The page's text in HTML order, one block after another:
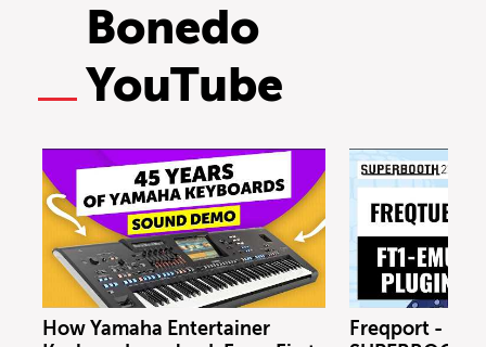
Bonedo
YouTube
How Yamaha Entertainer
Freqport -